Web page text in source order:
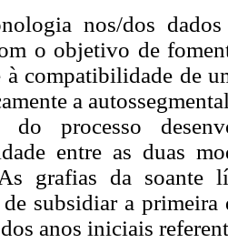
nos/dos
o objetivo de
à compatibilidade de
a
do processo
entre as duas
grafias da soante
subsidiar a primeira
anos iniciais